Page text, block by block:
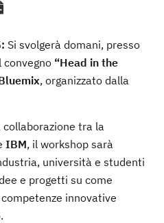
Si svolgerà domani, presso
convegno “Head in the
, organizzato dalla
collaborazione tra la
IBM, il workshop sarà
università e studenti
e progetti su come
innovative